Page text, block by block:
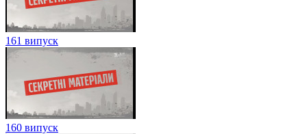
161 випуск
160 випуск